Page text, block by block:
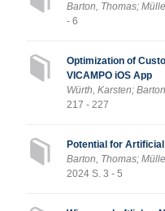
Barton, Thomas;
- 6
Optimization of
VICAMPO iOS App
Würth, Karsten;
217 - 227
Potential for
Barton, Thomas;
2024 S. 3 - 5